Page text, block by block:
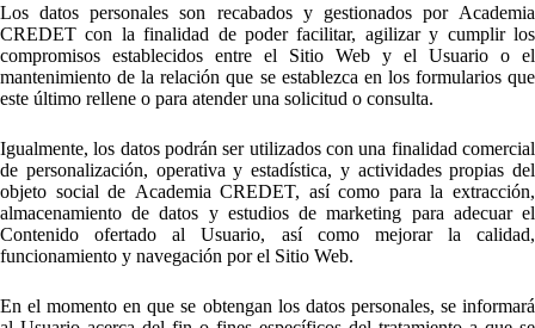
Los datos personales son recabados y gestionados por Academia
CREDET con la finalidad de poder facilitar, agilizar y cumplir los
compromisos establecidos entre el Sitio Web y el Usuario o el
mantenimiento de la relación que se establezca en los formularios que
este último rellene o para atender una solicitud o consulta.
Igualmente, los datos podrán ser utilizados con una finalidad comercial
de personalización, operativa y estadística, y actividades propias del
objeto social de Academia CREDET, así como para la extracción,
almacenamiento de datos y estudios de marketing para adecuar el
Contenido ofertado al Usuario, así como mejorar la calidad,
funcionamiento y navegación por el Sitio Web.
En el momento en que se obtengan los datos personales, se informará